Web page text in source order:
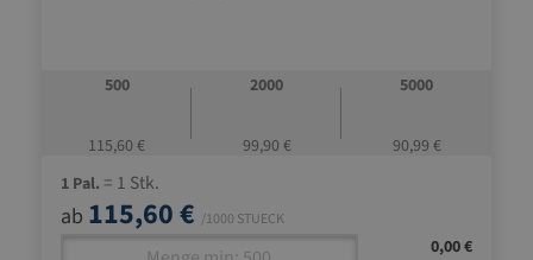
500
115,60 €
2000
99,90 €
5000
90,99 €
1 Pal. = 1 Stk.
ab 115,60 € /1000 STUECK
0,00 €